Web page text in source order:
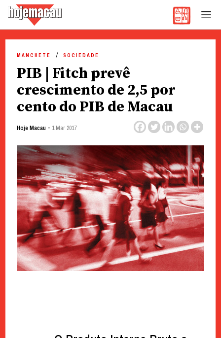
content
MANCHETE SOCIEDADE
PIB | Fitch prevê
crescimento de 2,5 por
cento do PIB de Macau
Hoje Macau - 1 Mar 2017